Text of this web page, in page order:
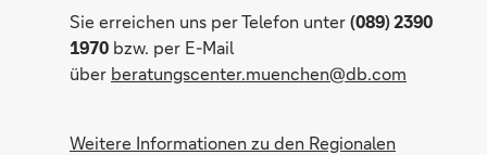
Alexander Erdmann
Sie erreichen uns per Telefon unter(089) 2390
1970 bzw. per E-Mail
über beratungscenter.muenchen@db.com
Weitere Informationen zu den Regionalen